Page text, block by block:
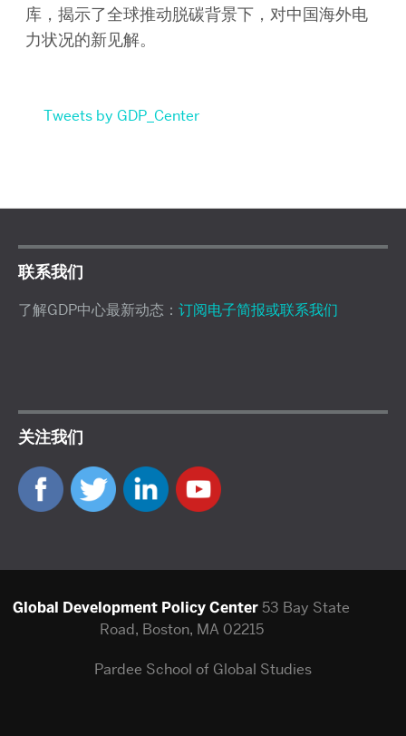
库，揭示了全球推动脱碳背景下，对中国海外电
力状况的新见解。
Tweets by GDP_Center
联系我们
了解GDP中心最新动态： 订阅电子简报或联系我们
关注我们
Global Development Policy Center 53 Bay State
Road, Boston, MA 02215
Pardee School of Global Studies